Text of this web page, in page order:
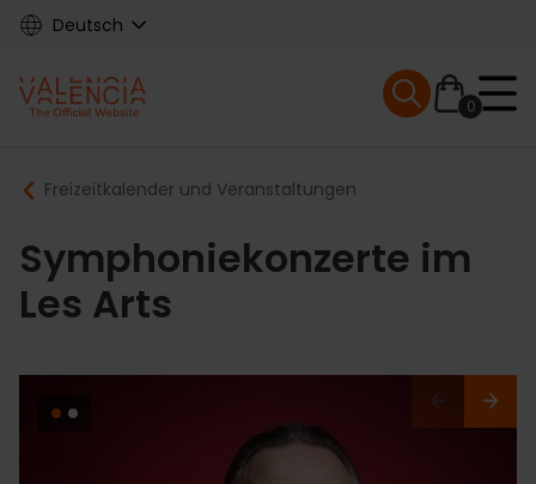
Skip
content
Deutsch
Main
navigation
0
Mobile menu
Breadcrumb
Freizeitkalender und Veranstaltungen
Symphoniekonzerte im
Les Arts